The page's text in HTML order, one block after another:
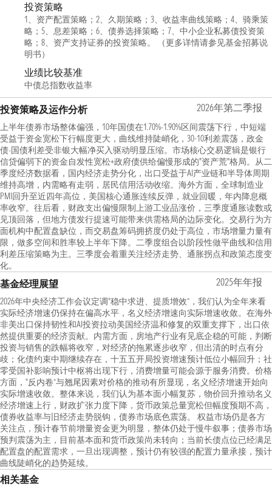
投资策略
1、资产配置策略；2、久期策略；3、收益率曲线策略；4、骑乘策
略；5、息差策略；6、债券选择策略；7、中小企业私募债投资策
略；8、资产支持证券的投资策略。 （更多详情请参见基金招募说
明书）
业绩比较基准
中债总指数收益率
投资策略及运作分析 2026年第二季报
上半年债券市场整体偏强，10年国债在1.70%-1.90%区间震荡下行，中短端
受益于资金宽松下行幅度更大，曲线维持陡峭化，30-10利差震荡，政金
债-国债利差受非银大幅净买入驱动明显压缩。市场核心交易逻辑是银行
信贷偏弱下的资金自发性宽松+政府债供给偏慢形成的"资产荒"格局。从二
季度经济数据看，国内经济走势分化，出口受益于AI产业链和半导体周期
维持高增，内需略有走弱，居民信用活动收缩。海外方面，全球制造业
PMI回升至近四年高位，美国核心通胀连续反弹，就业回暖，年内降息概
率收窄。往后看，财政支出偏慢限制上游工业品涨价，三季度通胀读数或
见顶回落，但地方债发行提速可能带来供需格局的边际变化。交易行为方
面机构中配置盘缺位，而交易盘筹码拥挤度仍处于高位，市场增量力量有
限，做多空间和胜率较上半年下降。二季度组合以阶段性做平曲线和信用
利差压缩策略为主。三季度会着重关注经济走势、通胀拐点和政策态度变
化。
基金经理展望 2025年年报
2026年中央经济工作会议定调“稳中求进、提质增效”，我们认为全年来看
实际经济增速仍保持在偏高水平，名义经济增速向实际增速收敛。在海外
非美出口保持韧性和AI投资拉动美国经济温和修复的双重支撑下，出口依
然提供重要的经济贡献。内需方面，房地产行业有见底企稳的可能，判断
投资与销售的跌幅将收窄，对经济的拖累逐步收窄，但出清的时点有分
歧；化债约束中期继续存在，十五五开局投资增速预计低位小幅回升；社
零受国补影响预计中枢将出现下行，消费增量可能会源于服务消费。价格
方面，“反内卷”与翘尾因素对价格的推动有所显现，名义经济增速开始向
实际增速收敛。整体来说，我们认为基本面小幅复苏，物价回升推动名义
经济增速上行，财政扩张力度下降，货币政策总量宽松但幅度预期不高，
债券收益率与旧经济走势脱钩，债券市场底色震荡。 权益市场仍是各方
关注点，预计春节前增量资金更为明显，整体仍处于慢牛叙事；债券市场
预判震荡为主，目前基本面和货币政策尚未转向；当前长债点位已经满足
配置盘的配置需求，一旦出现调整，预计仍有较强的配置力量承接，预计
曲线陡峭化的趋势延续。
相关基金